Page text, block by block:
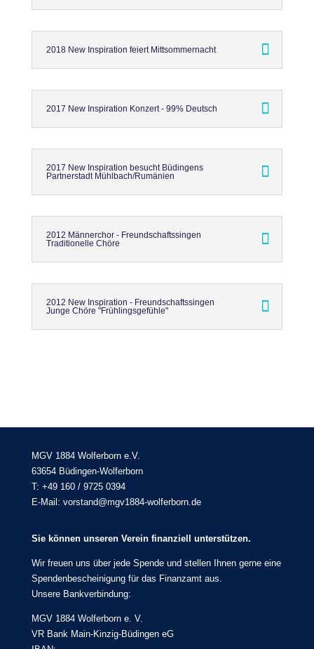
2018 New Inspiration feiert Mittsommernacht
2017 New Inspiration Konzert - 99% Deutsch
2017 New Inspiration besucht Büdingens
Partnerstadt Mühlbach/Rumänien
2012 Männerchor - Freundschaftssingen
Traditionelle Chöre
2012 New Inspiration - Freundschaftssingen
Junge Chöre "Frühlingsgefühle"
MGV 1884 Wolferborn e.V.
63654 Büdingen-Wolferborn
T: +49 160 / 9725 0394
E-Mail: vorstand@mgv1884-wolferborn.de
Sie können unseren Verein finanziell unterstützen.
Wir freuen uns über jede Spende und stellen Ihnen gerne eine
Spendenbescheinigung für das Finanzamt aus.
Unsere Bankverbindung:
MGV 1884 Wolferborn e. V.
VR Bank Main-Kinzig-Büdingen eG